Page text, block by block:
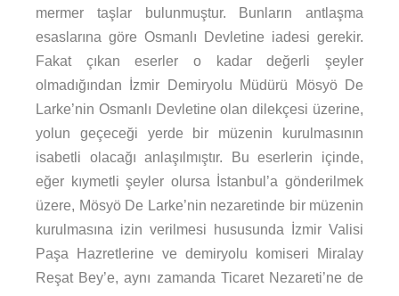
mermer taşlar bulunmuştur. Bunların antlaşma
esaslarına göre Osmanlı Devletine iadesi gerekir.
Fakat çıkan eserler o kadar değerli şeyler
olmadığından İzmir Demiryolu Müdürü Mösyö De
Larke’nin Osmanlı Devletine olan dilekçesi üzerine,
yolun geçeceği yerde bir müzenin kurulmasının
isabetli olacağı anlaşılmıştır. Bu eserlerin içinde,
eğer kıymetli şeyler olursa İstanbul’a gönderilmek
üzere, Mösyö De Larke’nin nezaretinde bir müzenin
kurulmasına izin verilmesi hususunda İzmir Valisi
Paşa Hazretlerine ve demiryolu komiseri Miralay
Reşat Bey’e, aynı zamanda Ticaret Nezareti’ne de